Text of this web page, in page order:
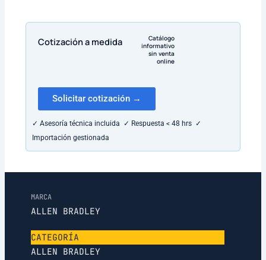
Cotización a medida
Catálogo
informativo
sin venta
online
Solicitar cotización →
✓ Asesoría técnica incluida ✓ Respuesta < 48 hrs ✓
Importación gestionada
MARCA
ALLEN BRADLEY
CATEGORÍA
ALLEN BRADLEY